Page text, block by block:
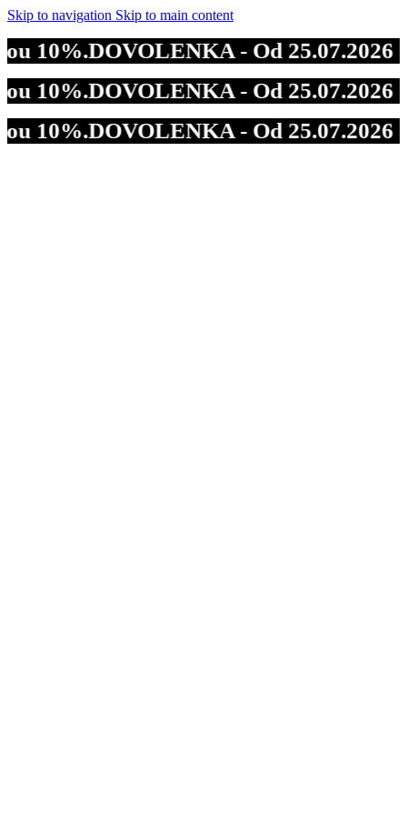
Skip to navigation Skip to main content
10%.DOVOLENKA - Od 25.07.2026
10%.DOVOLENKA - Od 25.07.2026
10%.DOVOLENKA - Od 25.07.2026